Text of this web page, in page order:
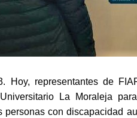
Hoy, representantes de
La Moraleja
con discapacidad